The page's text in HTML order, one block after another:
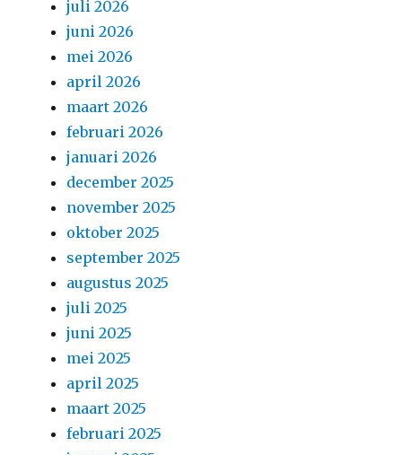
juli 2026
juni 2026
mei 2026
april 2026
maart 2026
februari 2026
januari 2026
december 2025
november 2025
oktober 2025
september 2025
augustus 2025
juli 2025
juni 2025
mei 2025
april 2025
maart 2025
februari 2025